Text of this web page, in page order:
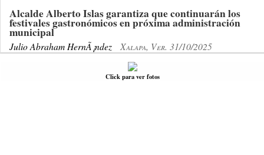
Alcalde Alberto Islas garantiza que continuarán los
festivales gastronómicos en próxima administración
municipal
Julio Abraham HernÃ¡ndez Xalapa, Ver. 31/10/2025
Click para ver fotos